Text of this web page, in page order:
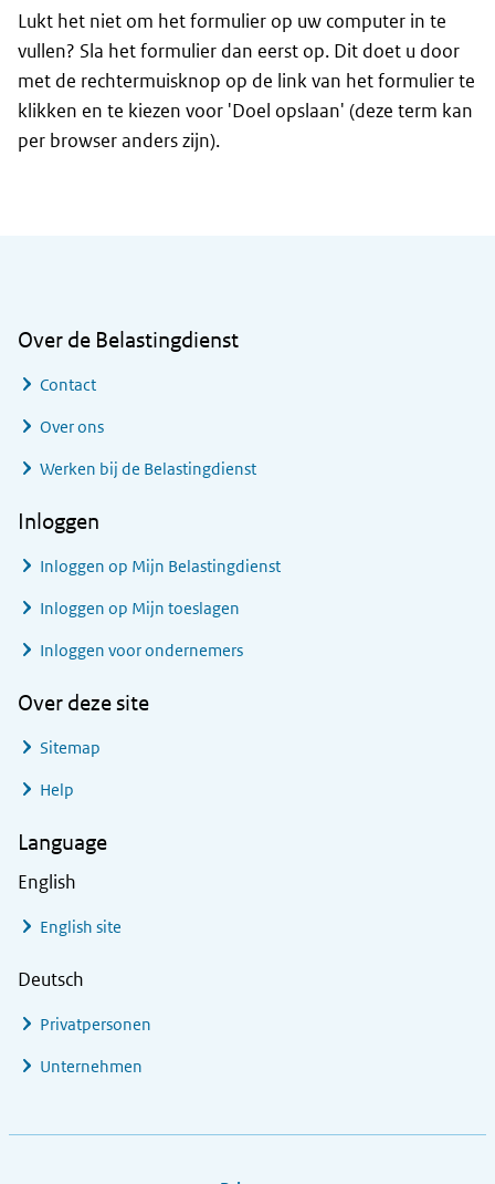
Lukt het niet om het formulier op uw computer in te
vullen? Sla het formulier dan eerst op. Dit doet u door
met de rechtermuisknop op de link van het formulier te
klikken en te kiezen voor 'Doel opslaan' (deze term kan
per browser anders zijn).
Over de Belastingdienst
Contact
Over ons
Werken bij de Belastingdienst
Inloggen
Inloggen op Mijn Belastingdienst
Inloggen op Mijn toeslagen
Inloggen voor ondernemers
Over deze site
Sitemap
Help
Language
English
English site
Deutsch
Privatpersonen
Unternehmen